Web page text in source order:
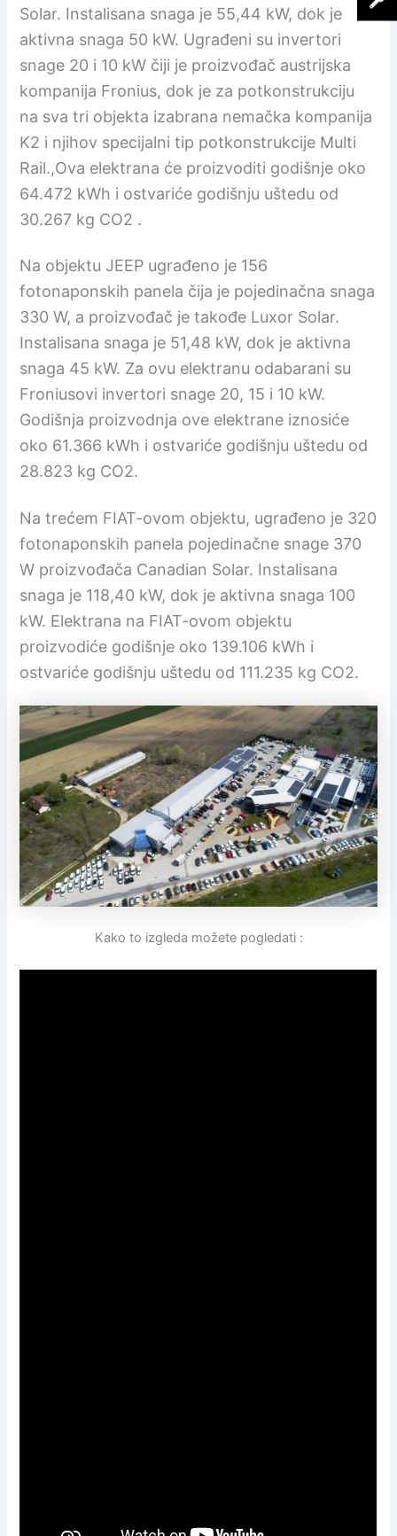
Solar. Instalisana snaga je 55,44 kW, dok je
aktivna snaga 50 kW. Ugrađeni su invertori
snage 20 i 10 kW čiji je proizvođač austrijska
kompanija Fronius, dok je za potkonstrukciju
na sva tri objekta izabrana nemačka kompanija
K2 i njihov specijalni tip potkonstrukcije Multi
Rail.,Ova elektrana će proizvoditi godišnje oko
64.472 kWh i ostvariće godišnju uštedu od
30.267 kg CO2 .
Na objektu JEEP ugrađeno je 156
fotonaponskih panela čija je pojedinačna snaga
330 W, a proizvođač je takođe Luxor Solar.
Instalisana snaga je 51,48 kW, dok je aktivna
snaga 45 kW. Za ovu elektranu odabarani su
Froniusovi invertori snage 20, 15 i 10 kW.
Godišnja proizvodnja ove elektrane iznosiće
oko 61.366 kWh i ostvariće godišnju uštedu od
28.823 kg CO2.
Na trećem FIAT-ovom objektu, ugrađeno je 320
fotonaponskih panela pojedinačne snage 370
W proizvođača Canadian Solar. Instalisana
snaga je 118,40 kW, dok je aktivna snaga 100
kW. Elektrana na FIAT-ovom objektu
proizvodiće godišnje oko 139.106 kWh i
ostvariće godišnju uštedu od 111.235 kg CO2.
Kako to izgleda možete pogledati :